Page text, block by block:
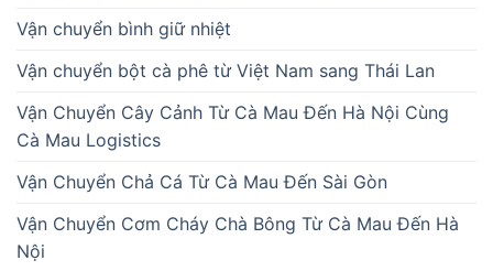
Vận chuyển bình giữ nhiệt
Vận chuyển bột cà phê từ Việt Nam sang Thái Lan
Vận Chuyển Cây Cảnh Từ Cà Mau Đến Hà Nội Cùng
Cà Mau Logistics
Vận Chuyển Chả Cá Từ Cà Mau Đến Sài Gòn
Vận Chuyển Cơm Cháy Chà Bông Từ Cà Mau Đến Hà
Nội